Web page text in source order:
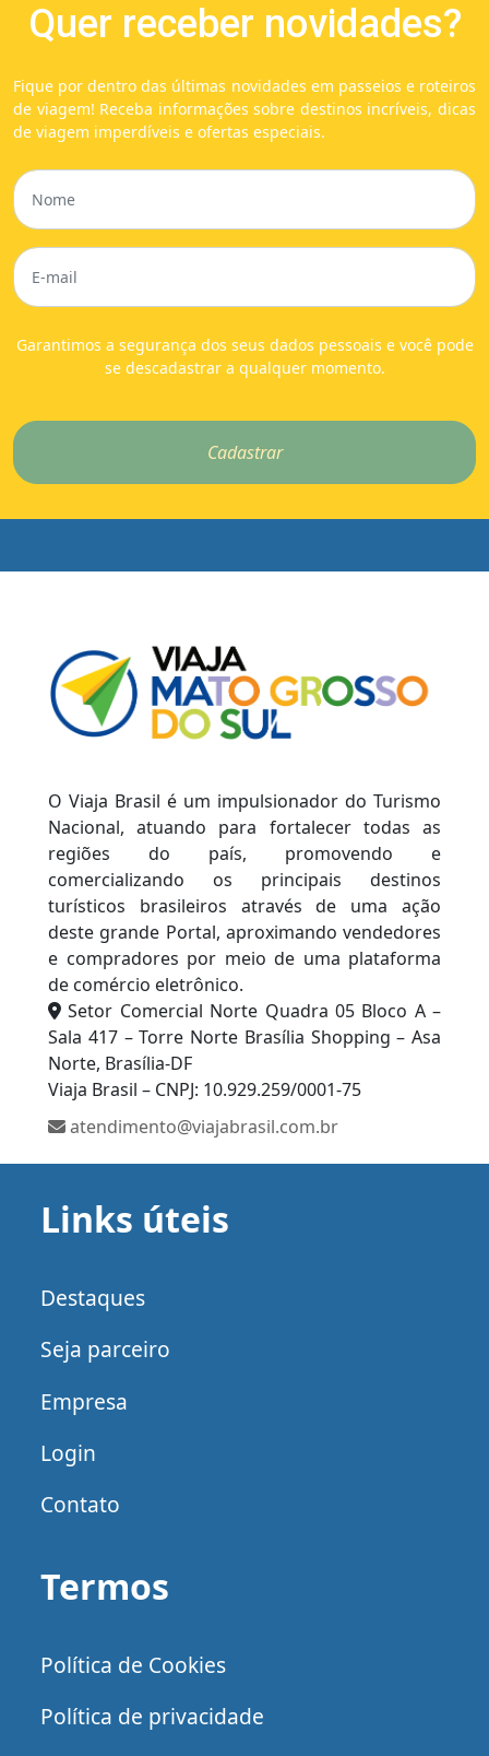
Quer receber novidades?
Fique por dentro das últimas novidades em passeios e roteiros
de viagem! Receba informações sobre destinos incríveis, dicas
de viagem imperdíveis e ofertas especiais.
Garantimos a segurança dos seus dados pessoais e você pode
se descadastrar a qualquer momento.
Cadastrar
O Viaja Brasil é um impulsionador do Turismo
Nacional, atuando para fortalecer todas as
regiões do país, promovendo e
comercializando os principais destinos
turísticos brasileiros através de uma ação
deste grande Portal, aproximando vendedores
e compradores por meio de uma plataforma
de comércio eletrônico.
Setor Comercial Norte Quadra 05 Bloco A –
Sala 417 – Torre Norte Brasília Shopping – Asa
Norte, Brasília-DF
Viaja Brasil – CNPJ: 10.929.259/0001-75
atendimento@viajabrasil.com.br
Links úteis
Destaques
Seja parceiro
Empresa
Login
Contato
Termos
Política de Cookies
Política de privacidade